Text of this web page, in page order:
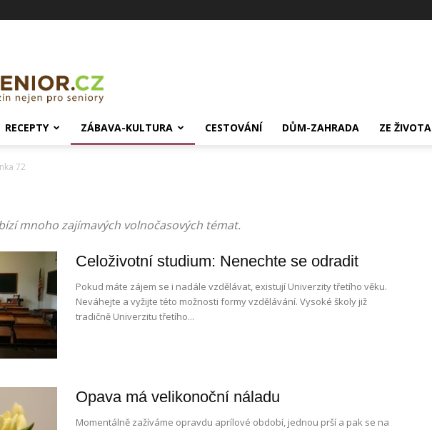
RECEPTY ZÁBAVA-KULTURA CESTOVÁNÍ DŮM-ZAHRADA ZE ŽIVOTA
72
mnoho zajímavých volnočasových témat.
Celoživotní studium: Nenechte se odradit
Pokud máte zájem se i nadále vzdělávat, existují Univerzity třetího věku.
Neváhejte a vyžijte této možnosti formy vzdělávání. Vysoké školy již
tradičně Univerzitu třetího...
Opava má velikonoční náladu
Momentálně zažíváme opravdu aprílové období, jednou prší a pak se na